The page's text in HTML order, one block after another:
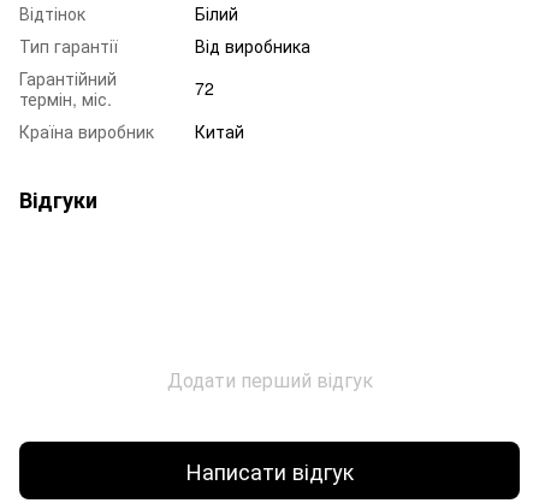
Відтінок
Білий
Тип гарантії
Від виробника
Гарантійний
термін, міс.
72
Країна виробник
Китай
Відгуки
Додати перший відгук
Написати відгук